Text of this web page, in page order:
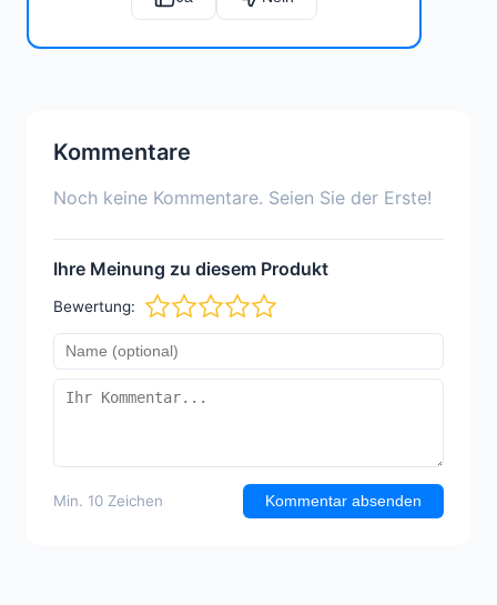
Kommentare
Noch keine Kommentare. Seien Sie der Erste!
Ihre Meinung zu diesem Produkt
Bewertung:
Min. 10 Zeichen Kommentar absenden